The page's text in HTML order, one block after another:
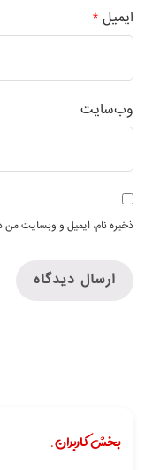
ایمیل*
وب‌سایت
ذخیره نام، ایمیل و وبسایت من
بخش کاربران.